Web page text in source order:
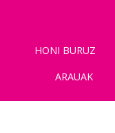
HONI BURUZ
ARAUAK